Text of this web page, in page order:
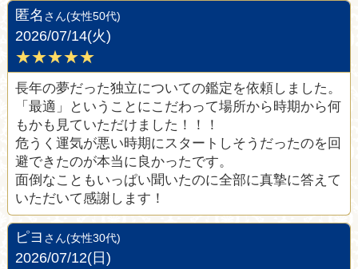
匿名 さん(女性50代)
2026/07/14(火)
★★★★★
長年の夢だった独立についての鑑定を依頼しました。
「最適」ということにこだわって場所から時期から何
もかも見ていただけました！！！
危うく運気が悪い時期にスタートしそうだったのを回
避できたのが本当に良かったです。
面倒なこともいっぱい聞いたのに全部に真摯に答えて
いただいて感謝します！
ピヨ さん(女性30代)
2026/07/12(日)